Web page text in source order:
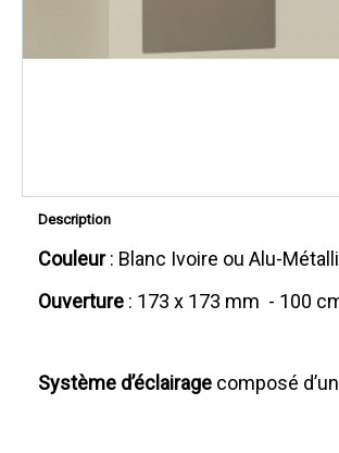
Description
Couleur: Blanc Ivoire ou Alu-
Ouverture : 173 x 173 mm - 100
Système d’éclairage composé